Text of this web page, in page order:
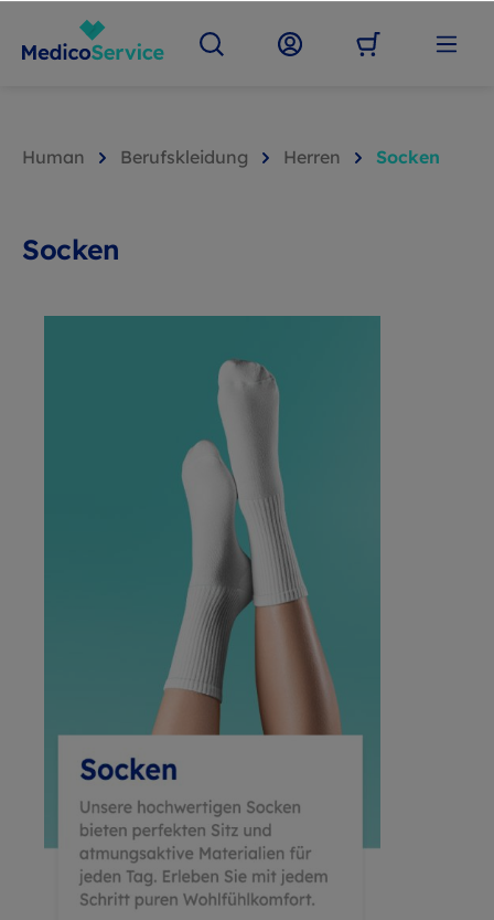
Human Berufskleidung Herren Socken
Socken